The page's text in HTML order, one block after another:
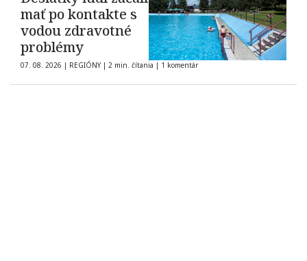
mať po kontakte s
vodou zdravotné
problémy
07. 08. 2026 | REGIÓNY | 2 min. čítania | 1 komentár